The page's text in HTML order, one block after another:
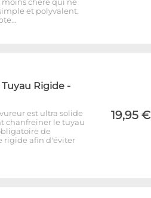
et polyvalent.
Rigide -
est ultra solide
chanfreiner le tuyau
de
rigide afin d'éviter
19,95 €